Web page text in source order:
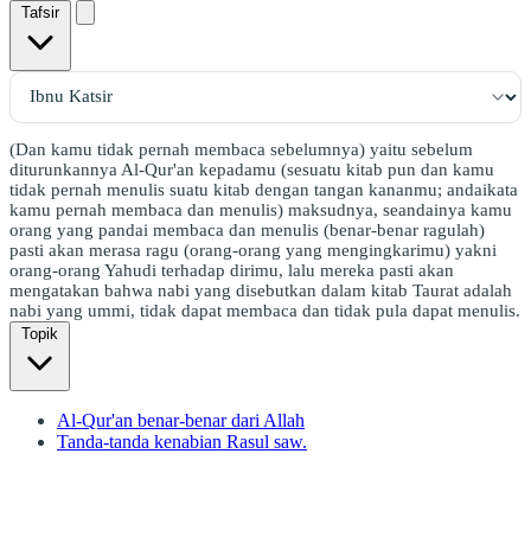
Tafsir
(Dan kamu tidak pernah membaca sebelumnya) yaitu sebelum
diturunkannya Al-Qur'an kepadamu (sesuatu kitab pun dan kamu
tidak pernah menulis suatu kitab dengan tangan kananmu; andaikata
kamu pernah membaca dan menulis) maksudnya, seandainya kamu
orang yang pandai membaca dan menulis (benar-benar ragulah)
pasti akan merasa ragu (orang-orang yang mengingkarimu) yakni
orang-orang Yahudi terhadap dirimu, lalu mereka pasti akan
mengatakan bahwa nabi yang disebutkan dalam kitab Taurat adalah
nabi yang ummi, tidak dapat membaca dan tidak pula dapat menulis.
Topik
Al-Qur'an benar-benar dari Allah
Tanda-tanda kenabian Rasul saw.